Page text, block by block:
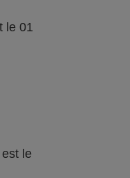
le 01
le